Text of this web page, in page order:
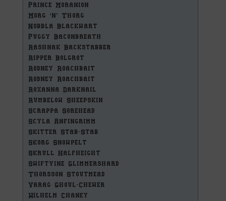
Prince Moranion
Morg ‘n’ Thorg
Nobbla Blackwart
Puggy Baconbreath
Rashnak Backstabber
Ripper Bolgrot
Rodney Roachbait
Rodney Roachbait
Roxanna Darknail
Rumbelow Sheepskin
Scrappa Sorehead
Scyla Anfingrimm
Skitter Stab-Stab
Skorg Snowpelt
Skrull Halfheight
Swiftvine Glimmershard
Thorsson Stoutmead
Varag Ghoul-Chewer
Wilhelm Chaney